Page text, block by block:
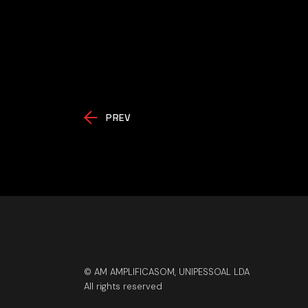
PREV
© AM AMPLIFICASOM, UNIPESSOAL LDA
All rights reserved